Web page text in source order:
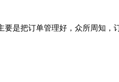
是把订单管理好，众所周知，